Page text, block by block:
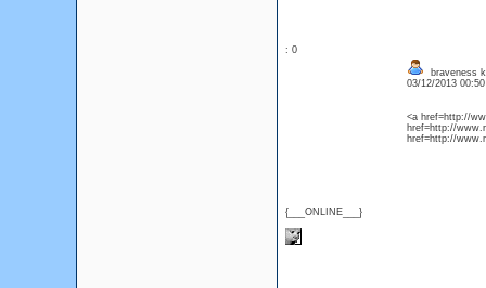
: 0
{___ONLINE___}
braveness
03/12/2013
<a href=http://
href=http://
href=http://